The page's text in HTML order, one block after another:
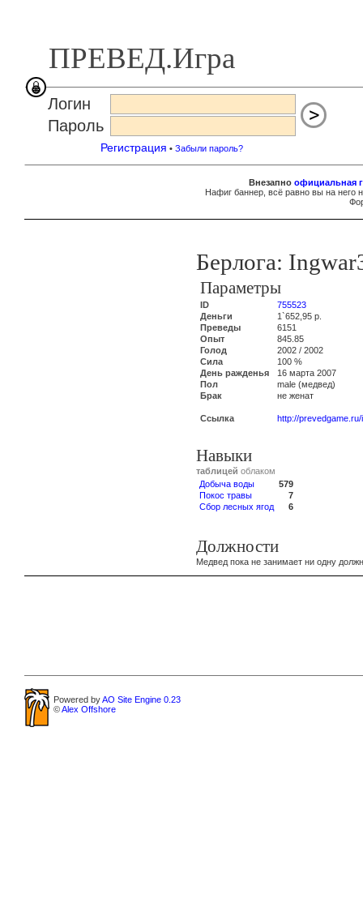
ПРЕВЕД.Игра
Логин
Пароль
Регистрация • Забыли пароль?
Внезапно официальная
Нафиг баннер, всё равно вы на
Берлога:
Параметры
ID
755523
Деньги
1`652,95 р.
Преведы
6151
Опыт
845.85
Голод
2002 / 2002
Сила
100 %
День ражденья
16 марта 2007
Пол
male (медвед)
Брак
не женат
Ссылка http://
Навыки
таблицей облаком
Добыча воды
579
Покос травы
7
Сбор лесных ягод
6
Должности
Медвед пока не занимает ни одну
Powered byAO Site Engine 0.23
©Alex Offshore